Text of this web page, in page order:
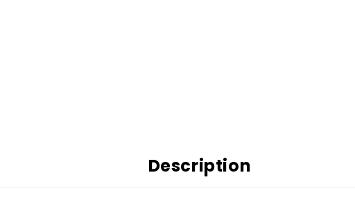
Description